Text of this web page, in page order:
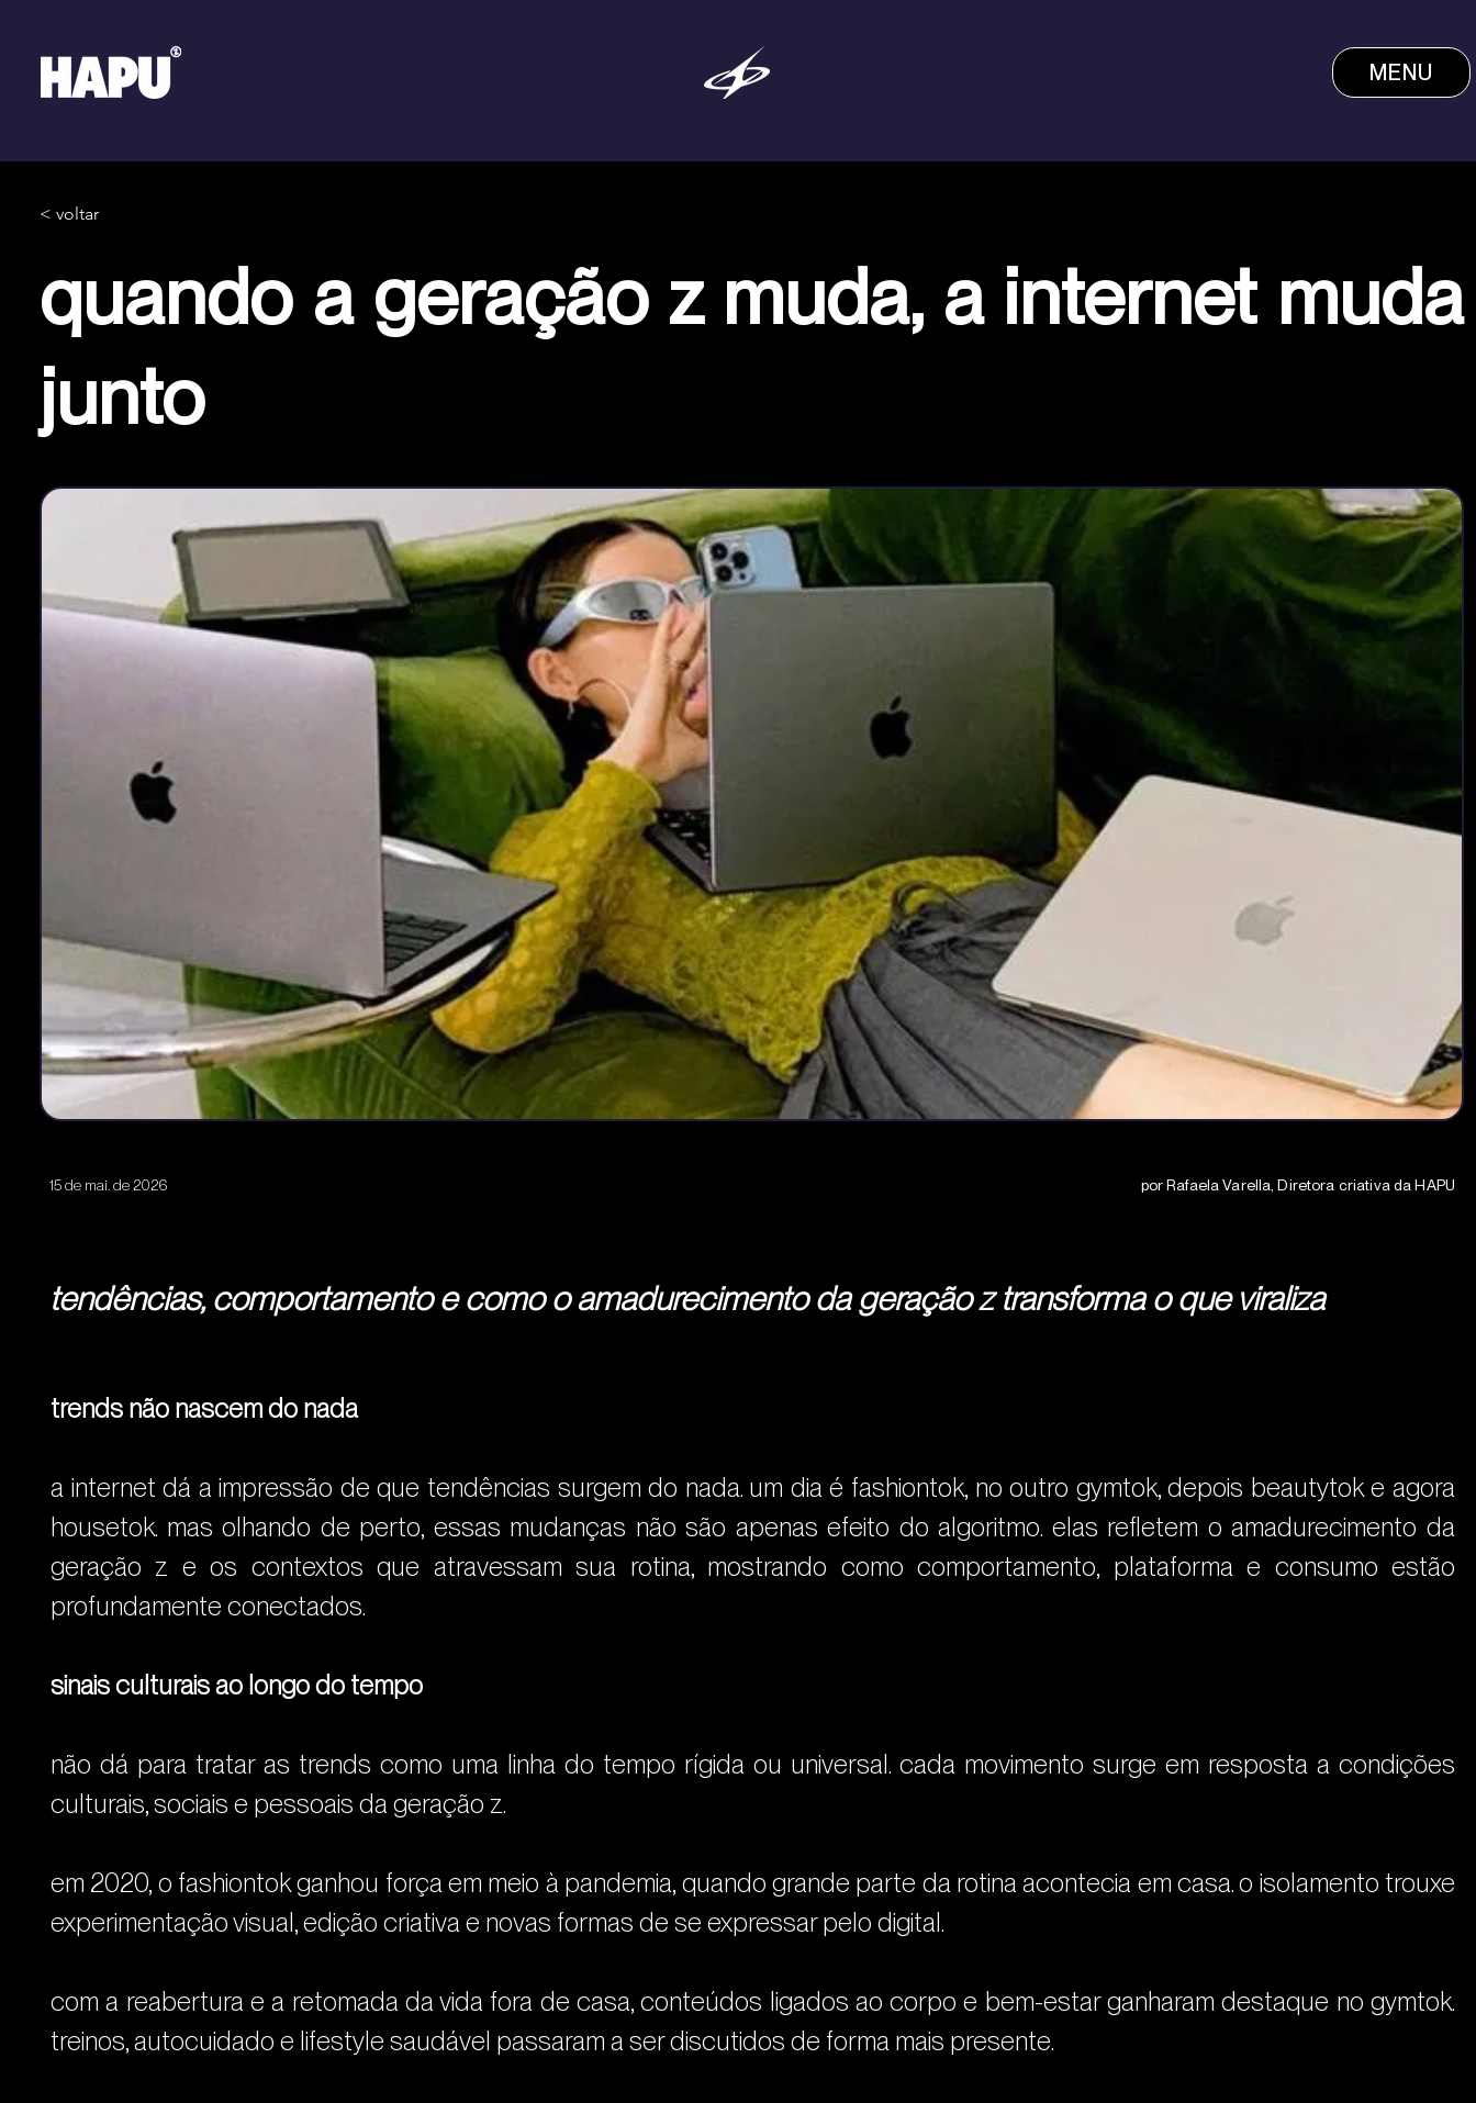
MENU
< voltar
quando a geração z muda, a internet muda
junto
15 de mai. de 2026 por Rafaela Varella, Diretora criativa da HAPU
tendências, comportamento e como o amadurecimento da geração z transforma o que viraliza
trends não nascem do nada
a internet dá a impressão de que tendências surgem do nada. um dia é fashiontok, no outro gymtok, depois beautytok e agora
housetok. mas olhando de perto, essas mudanças não são apenas efeito do algoritmo. elas refletem o amadurecimento da
geração z e os contextos que atravessam sua rotina, mostrando como comportamento, plataforma e consumo estão
profundamente conectados.
sinais culturais ao longo do tempo
não dá para tratar as trends como uma linha do tempo rígida ou universal. cada movimento surge em resposta a condições
culturais, sociais e pessoais da geração z.
em 2020, o fashiontok ganhou força em meio à pandemia, quando grande parte da rotina acontecia em casa. o isolamento trouxe
experimentação visual, edição criativa e novas formas de se expressar pelo digital.
com a reabertura e a retomada da vida fora de casa, conteúdos ligados ao corpo e bem-estar ganharam destaque no gymtok.
treinos, autocuidado e lifestyle saudável passaram a ser discutidos de forma mais presente.